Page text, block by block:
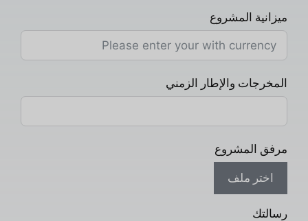
ميزانية المشروع
المخرجات والإطار الزمني
مرفق المشروع
اختر ملف
رسالتك